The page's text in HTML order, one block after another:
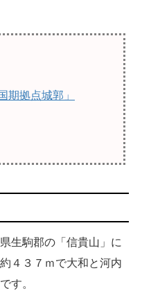
期拠点城郭」
生駒郡の「信貴山」に
４３７ｍで大和と河内
す。